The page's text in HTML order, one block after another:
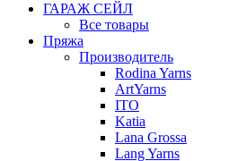
ГАРАЖ СЕЙЛ
Все товары
Пряжа
Производитель
Rodina Yarns
ArtYarns
ITO
Katia
Lana Grossa
Lang Yarns